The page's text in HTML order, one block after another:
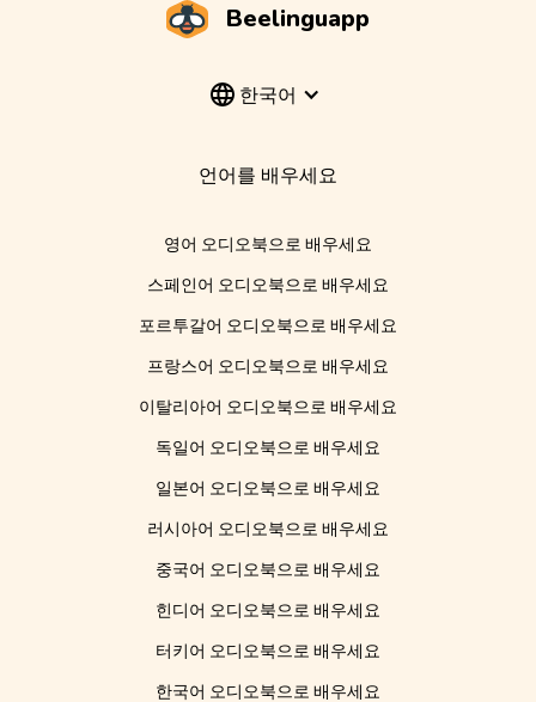
Beelinguapp
한국어
언어를 배우세요
영어 오디오북으로 배우세요
스페인어 오디오북으로 배우세요
포르투갈어 오디오북으로 배우세요
프랑스어 오디오북으로 배우세요
이탈리아어 오디오북으로 배우세요
독일어 오디오북으로 배우세요
일본어 오디오북으로 배우세요
러시아어 오디오북으로 배우세요
중국어 오디오북으로 배우세요
힌디어 오디오북으로 배우세요
터키어 오디오북으로 배우세요
한국어 오디오북으로 배우세요